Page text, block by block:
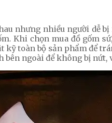
nhưng nhiều người dễ
Khi chọn mua đồ gốm
toàn bộ sản phẩm để
ngoài để không bị nứt,